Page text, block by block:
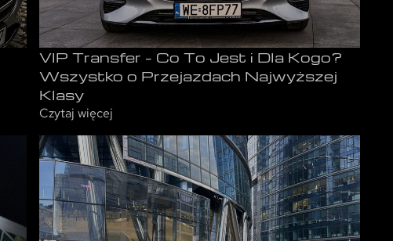
VIP Transfer – Co To Jest i Dla Kogo?
Wszystko o Przejazdach Najwyższej
Klasy
Czytaj więcej